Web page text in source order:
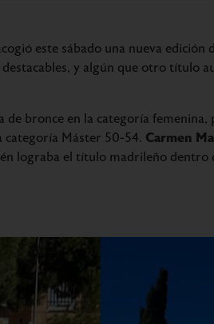
este sábado una nueva edición
y algún que otro título
de bronce en la categoría femenina,
categoría Máster 50-54. Carmen
lograba el título madrileño dentro